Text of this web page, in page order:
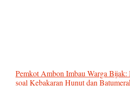
Pemkot Ambon Imbau Warga
soal Kebakaran Hunut dan